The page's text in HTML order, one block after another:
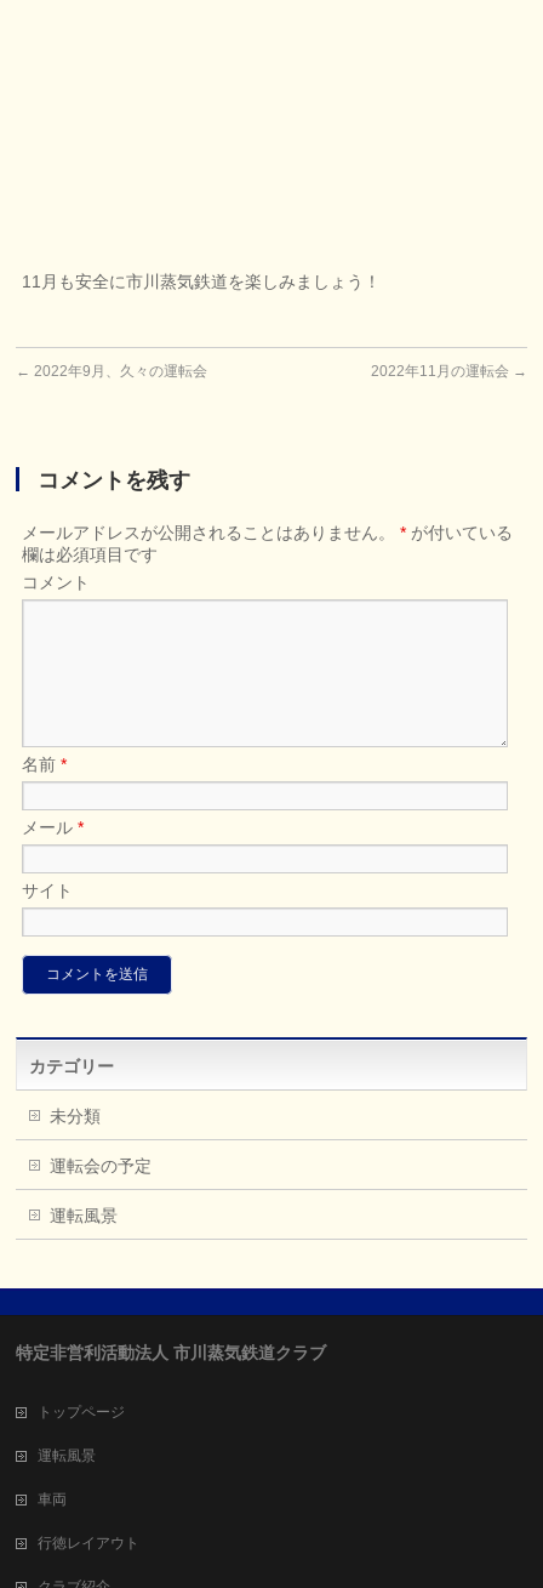
11月も安全に市川蒸気鉄道を楽しみましょう！
← 2022年9月、久々の運転会 2022年11月の運転会 →
コメントを残す
メールアドレスが公開されることはありません。 * が付いている
欄は必須項目です
コメント
名前*
メール*
サイト
カテゴリー
未分類
運転会の予定
運転風景
特定非営利活動法人 市川蒸気鉄道クラブ
トップページ
運転風景
車両
行徳レイアウト